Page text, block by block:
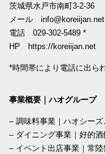
茨城県水戸市南町3-2-36
メール info@koreiijan.net
電話 029-302-5489 *
HP https://koreiijan.net
*時間帯により電話に出ら
事業概要｜ハオグループ
– 調味料事業｜ハオシー
– ダイニング事業｜好的
– イベント出店事業｜常